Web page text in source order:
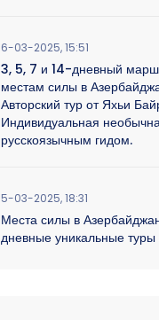
6-03-2025, 15:51
3, 5, 7 и 14-дневный
местам силы в
Авторский тур от Яхьи
Индивидуальная
русскоязычным гидом.
5-03-2025, 18:31
Места силы в
дневные уникальные туры